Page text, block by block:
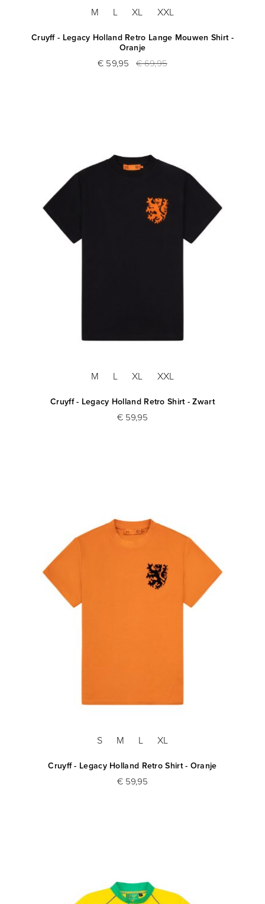
M L XL XXL
Cruyff - Legacy Holland Retro Lange Mouwen Shirt -
Oranje
€ 59,95 € 69,95
M L XL XXL
Cruyff - Legacy Holland Retro Shirt - Zwart
€ 59,95
S M L XL
Cruyff - Legacy Holland Retro Shirt - Oranje
€ 59,95